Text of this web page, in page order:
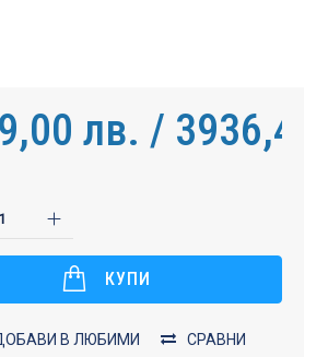
лв. / 3936,44
КУПИ
В ЛЮБИМИ СРАВНИ